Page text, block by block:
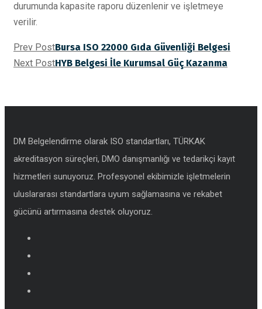
durumunda kapasite raporu düzenlenir ve işletmeye
verilir.
Prev PostBursa ISO 22000 Gıda Güvenliği Belgesi
Next PostHYB Belgesi İle Kurumsal Güç Kazanma
DM Belgelendirme olarak ISO standartları, TÜRKAK
akreditasyon süreçleri, DMO danışmanlığı ve tedarikçi kayıt
hizmetleri sunuyoruz. Profesyonel ekibimizle işletmelerin
uluslararası standartlara uyum sağlamasına ve rekabet
gücünü artırmasına destek oluyoruz.